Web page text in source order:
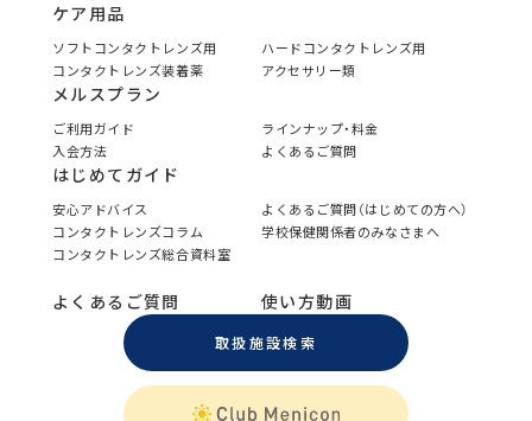
ケア用品
ソフトコンタクトレンズ用
ハードコンタクトレンズ用
コンタクトレンズ装着薬
アクセサリー類
メルスプラン
ご利用ガイド
ラインナップ・料金
入会方法
よくあるご質問
はじめてガイド
安心アドバイス
よくあるご質問（はじめての方へ）
コンタクトレンズコラム
学校保健関係者のみなさまへ
コンタクトレンズ総合資料室
よくあるご質問 使い方動画
取扱施設検索